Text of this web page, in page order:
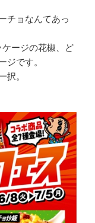
チョなんてあっ
ージの花椒、ど
ジです。
択。